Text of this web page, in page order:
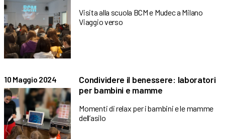
Visita alla scuola BCM e Mudec a Milano
Viaggio verso
10 Maggio 2024
Condividere il benessere: laboratori
per bambini e mamme
Momenti di relax per i bambini e le mamme
dell’asilo